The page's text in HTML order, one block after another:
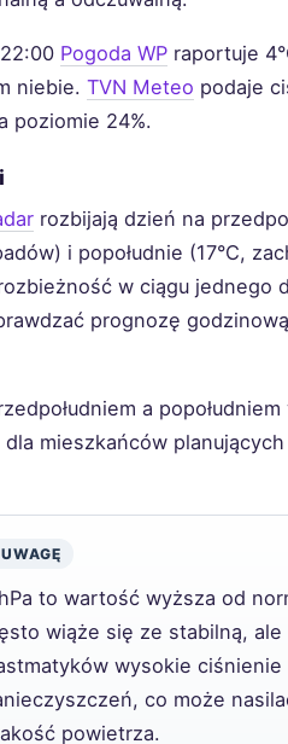
Pogoda WP raportuje
niebie. TVN Meteo podaje
poziomie 24%.
rozbijają dzień na
i popołudnie (17°C,
w ciągu jednego
prognozę
a
mieszkańców
to wartość wyższa od
wiąże się ze stabilną, ale
wysokie
co może
powietrza.